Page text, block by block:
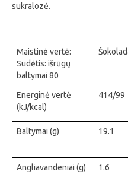
sukralozė.
Maistinė vertė:
Sudėtis: išrūgų
baltymai 80
Energinė vertė
(kJ/kcal)
414/99
Baltymai (g) 19.1
Angliavandeniai (g) 1.6